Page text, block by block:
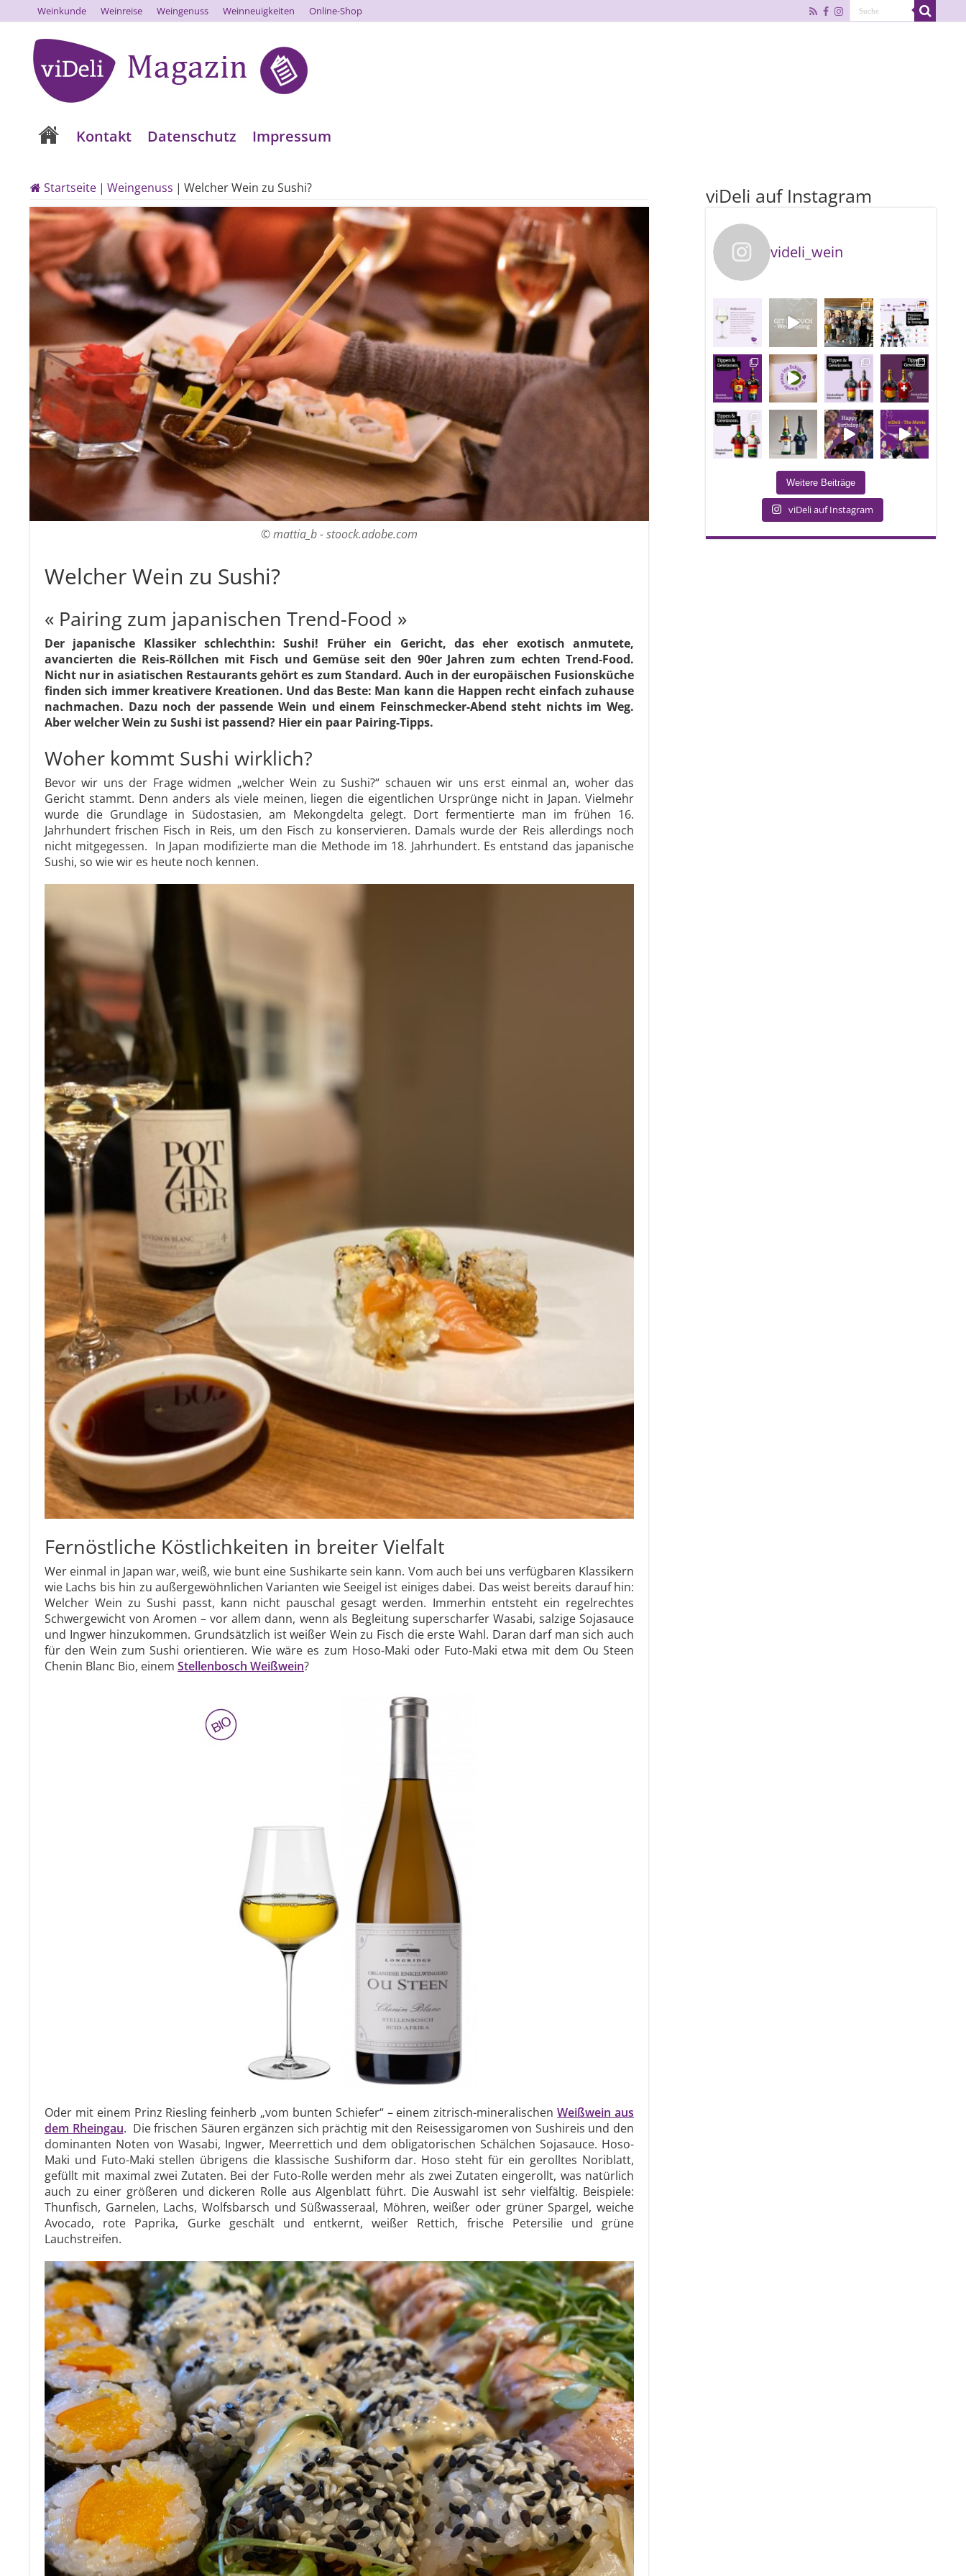
Weinkunde Weinreise Weingenuss Weinneuigkeiten Online-Shop
Kontakt Datenschutz Impressum
Startseite | Weingenuss | Welcher Wein zu Sushi?
© mattia_b - stoock.adobe.com
Welcher Wein zu Sushi?
« Pairing zum japanischen Trend-Food »
Der japanische Klassiker schlechthin: Sushi! Früher ein Gericht, das eher exotisch anmutete,
avancierten die Reis-Röllchen mit Fisch und Gemüse seit den 90er Jahren zum echten Trend-Food.
Nicht nur in asiatischen Restaurants gehört es zum Standard. Auch in der europäischen Fusionsküche
finden sich immer kreativere Kreationen. Und das Beste: Man kann die Happen recht einfach zuhause
nachmachen. Dazu noch der passende Wein und einem Feinschmecker-Abend steht nichts im Weg.
Aber welcher Wein zu Sushi ist passend? Hier ein paar Pairing-Tipps.
Woher kommt Sushi wirklich?
Bevor wir uns der Frage widmen „welcher Wein zu Sushi?“ schauen wir uns erst einmal an, woher das
Gericht stammt. Denn anders als viele meinen, liegen die eigentlichen Ursprünge nicht in Japan. Vielmehr
wurde die Grundlage in Südostasien, am Mekongdelta gelegt. Dort fermentierte man im frühen 16.
Jahrhundert frischen Fisch in Reis, um den Fisch zu konservieren. Damals wurde der Reis allerdings noch
nicht mitgegessen. In Japan modifizierte man die Methode im 18. Jahrhundert. Es entstand das japanische
Sushi, so wie wir es heute noch kennen.
Fernöstliche Köstlichkeiten in breiter Vielfalt
Wer einmal in Japan war, weiß, wie bunt eine Sushikarte sein kann. Vom auch bei uns verfügbaren Klassikern
wie Lachs bis hin zu außergewöhnlichen Varianten wie Seeigel ist einiges dabei. Das weist bereits darauf hin:
Welcher Wein zu Sushi passt, kann nicht pauschal gesagt werden. Immerhin entsteht ein regelrechtes
Schwergewicht von Aromen – vor allem dann, wenn als Begleitung superscharfer Wasabi, salzige Sojasauce
und Ingwer hinzukommen. Grundsätzlich ist weißer Wein zu Fisch die erste Wahl. Daran darf man sich auch
für den Wein zum Sushi orientieren. Wie wäre es zum Hoso-Maki oder Futo-Maki etwa mit dem Ou Steen
Chenin Blanc Bio, einem Stellenbosch Weißwein?
Oder mit einem Prinz Riesling feinherb „vom bunten Schiefer“ – einem zitrisch-mineralischenWeißwein aus
dem Rheingau. Die frischen Säuren ergänzen sich prächtig mit den Reisessigaromen von Sushireis und den
dominanten Noten von Wasabi, Ingwer, Meerrettich und dem obligatorischen Schälchen Sojasauce. Hoso-
Maki und Futo-Maki stellen übrigens die klassische Sushiform dar. Hoso steht für ein gerolltes Noriblatt,
gefüllt mit maximal zwei Zutaten. Bei der Futo-Rolle werden mehr als zwei Zutaten eingerollt, was natürlich
auch zu einer größeren und dickeren Rolle aus Algenblatt führt. Die Auswahl ist sehr vielfältig. Beispiele:
Thunfisch, Garnelen, Lachs, Wolfsbarsch und Süßwasseraal, Möhren, weißer oder grüner Spargel, weiche
Avocado, rote Paprika, Gurke geschält und entkernt, weißer Rettich, frische Petersilie und grüne
Lauchstreifen.
viDeli auf Instagram
videli_wein
Weitere Beiträge
viDeli auf Instagram